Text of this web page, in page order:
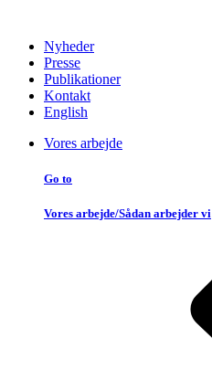
Nyheder
Presse
Publikationer
Kontakt
English
Vores arbejde
Go to
Vores arbejde/Sådan arbejder vi